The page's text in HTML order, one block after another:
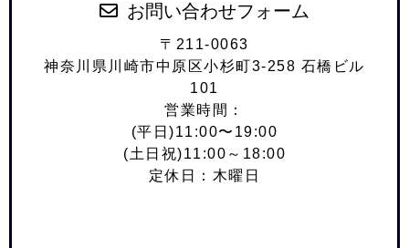
お問い合わせフォーム
〒211-0063
神奈川県川崎市中原区小杉町3-258 石橋ビル
101
営業時間：
(平日)11:00〜19:00
(土日祝)11:00～18:00
定休日：木曜日